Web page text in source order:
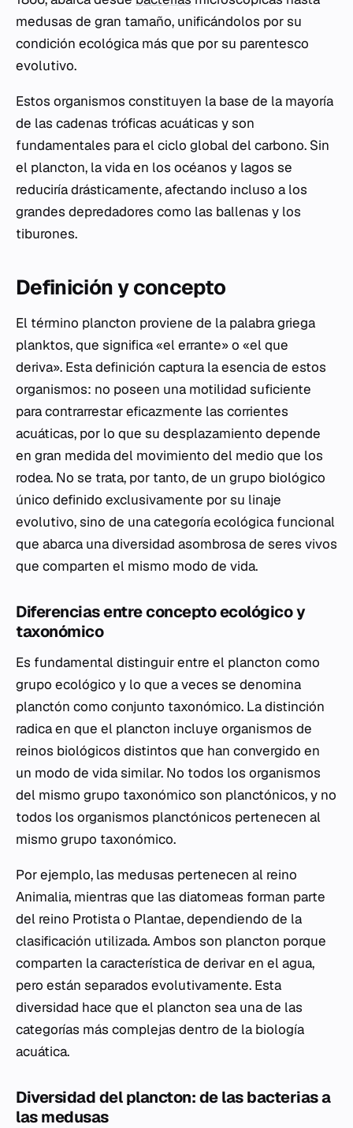
medusas de gran tamaño, unificándolos por su
condición ecológica más que por su parentesco
evolutivo.
Estos organismos constituyen la base de la mayoría
de las cadenas tróficas acuáticas y son
fundamentales para el ciclo global del carbono. Sin
el plancton, la vida en los océanos y lagos se
reduciría drásticamente, afectando incluso a los
grandes depredadores como las ballenas y los
tiburones.
Definición y concepto
El término plancton proviene de la palabra griega
planktos, que significa «el errante» o «el que
deriva». Esta definición captura la esencia de estos
organismos: no poseen una motilidad suficiente
para contrarrestar eficazmente las corrientes
acuáticas, por lo que su desplazamiento depende
en gran medida del movimiento del medio que los
rodea. No se trata, por tanto, de un grupo biológico
único definido exclusivamente por su linaje
evolutivo, sino de una categoría ecológica funcional
que abarca una diversidad asombrosa de seres vivos
que comparten el mismo modo de vida.
Diferencias entre concepto ecológico y
taxonómico
Es fundamental distinguir entre el plancton como
grupo ecológico y lo que a veces se denomina
planctón como conjunto taxonómico. La distinción
radica en que el plancton incluye organismos de
reinos biológicos distintos que han convergido en
un modo de vida similar. No todos los organismos
del mismo grupo taxonómico son planctónicos, y no
todos los organismos planctónicos pertenecen al
mismo grupo taxonómico.
Por ejemplo, las medusas pertenecen al reino
Animalia, mientras que las diatomeas forman parte
del reino Protista o Plantae, dependiendo de la
clasificación utilizada. Ambos son plancton porque
comparten la característica de derivar en el agua,
pero están separados evolutivamente. Esta
diversidad hace que el plancton sea una de las
categorías más complejas dentro de la biología
acuática.
Diversidad del plancton: de las bacterias a
las medusas